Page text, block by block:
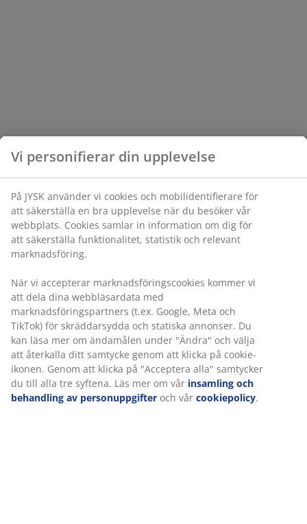
Vi personifierar din upplevelse
På JYSK använder vi cookies och mobilidentifierare för
att säkerställa en bra upplevelse när du besöker vår
webbplats. Cookies samlar in information om dig för
att säkerställa funktionalitet, statistik och relevant
marknadsföring.
När vi accepterar marknadsföringscookies kommer vi
att dela dina webbläsardata med
marknadsföringspartners (t.ex. Google, Meta och
TikTok) för skräddarsydda och statiska annonser. Du
kan läsa mer om ändamålen under "Ändra" och välja
att återkalla ditt samtycke genom att klicka på cookie-
ikonen. Genom att klicka på "Acceptera alla" samtycker
du till alla tre syftena. Läs mer om vår insamling och
behandling av personuppgifter och vår cookiepolicy.